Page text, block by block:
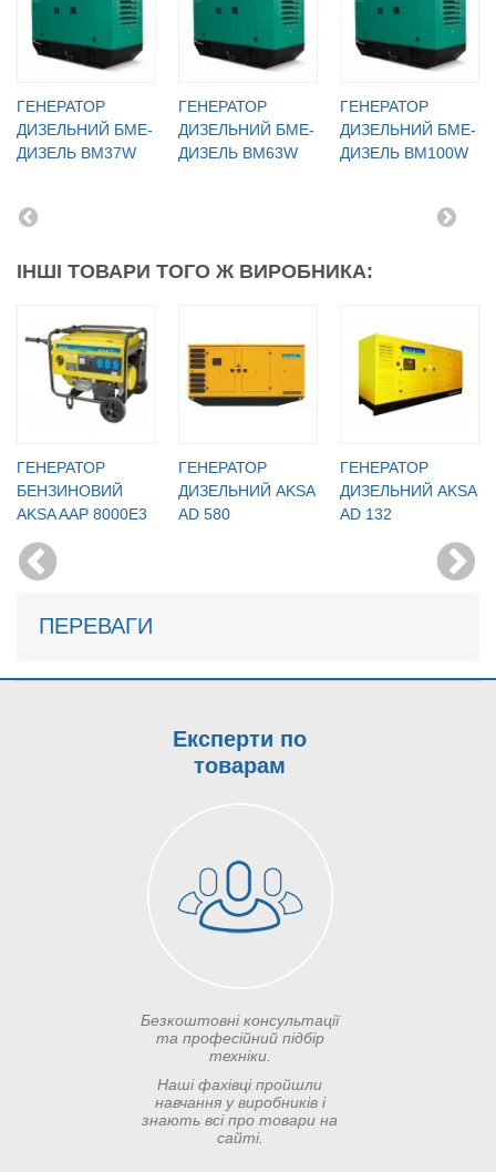
ГЕНЕРАТОР
ДИЗЕЛЬНИЙ БМЕ-
ДИЗЕЛЬ BM37W
ГЕНЕРАТОР
ДИЗЕЛЬНИЙ БМЕ-
ДИЗЕЛЬ BM63W
ГЕНЕРАТОР
ДИЗЕЛЬНИЙ БМЕ-
ДИЗЕЛЬ BM100W
ІНШІ ТОВАРИ ТОГО Ж ВИРОБНИКА:
ГЕНЕРАТОР
БЕНЗИНОВИЙ
AKSA AAP 8000E3
ГЕНЕРАТОР
ДИЗЕЛЬНИЙ AKSA
AD 580
ГЕНЕРАТОР
ДИЗЕЛЬНИЙ AKSA
AD 132
ПЕРЕВАГИ
Експерти по
товарам
Безкоштовні консультації
та професійний підбір
техніки.
Наші фахівці пройшли
навчання у виробників і
знають всі про товари на
сайті.